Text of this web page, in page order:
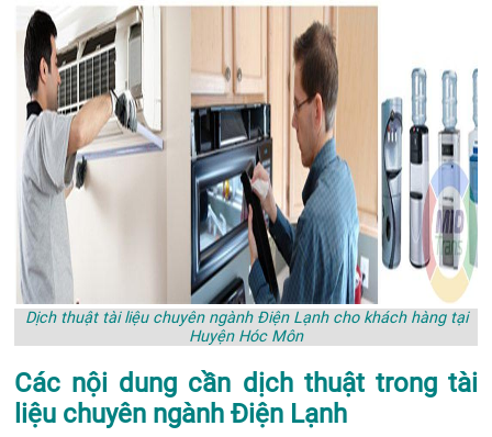
Dịch thuật tài liệu chuyên ngành Điện Lạnh cho khách hàng tại
Huyện Hóc Môn
Các nội dung cần dịch thuật trong tài
liệu chuyên ngành Điện Lạnh